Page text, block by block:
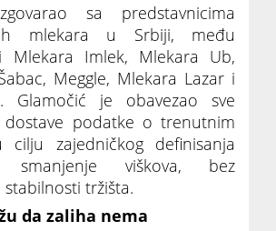
sa predstavnicima
mlekara u Srbiji, među
Imlek, Mlekara Ub,
Meggle, Mlekara Lazar i
Glamočić je obavezao sve
podatke o trenutnim
cilju zajedničkog definisanja
viškova, bez
tržišta.
da zaliha nema